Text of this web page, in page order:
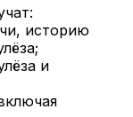
историю
и